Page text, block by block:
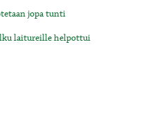
jopa tunti
laitureille helpottui